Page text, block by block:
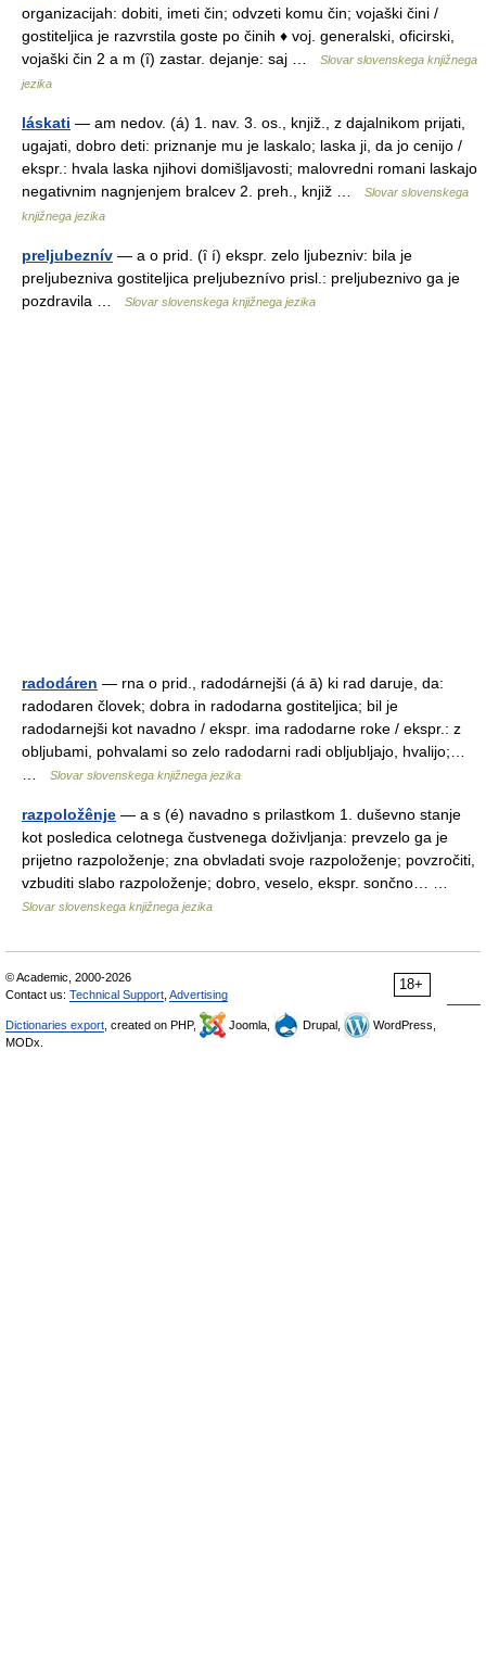
organizacijah: dobiti, imeti čin; odvzeti komu čin; vojaški čini /
gostiteljica je razvrstila goste po činih ♦ voj. generalski, oficirski,
vojaški čin 2 a m (ȋ) zastar. dejanje: saj …
Slovar slovenskega knjižnega
jezika
láskati — am nedov. (á) 1. nav. 3. os., knjiž., z dajalnikom prijati,
ugajati, dobro deti: priznanje mu je laskalo; laska ji, da jo cenijo /
ekspr.: hvala laska njihovi domišljavosti; malovredni romani laskajo
negativnim nagnjenjem bralcev 2. preh., knjiž …
Slovar slovenskega
knjižnega jezika
preljubeznív — a o prid. (ȋ í) ekspr. zelo ljubezniv: bila je
preljubezniva gostiteljica preljubeznívo prisl.: preljubeznivo ga je
pozdravila …
Slovar slovenskega knjižnega jezika
radodáren — rna o prid., radodárnejši (á ā) ki rad daruje, da:
radodaren človek; dobra in radodarna gostiteljica; bil je
radodarnejši kot navadno / ekspr. ima radodarne roke / ekspr.: z
obljubami, pohvalami so zelo radodarni radi obljubljajo, hvalijo;…
Slovar slovenskega knjižnega jezika
razpoložênje — a s (é) navadno s prilastkom 1. duševno stanje
kot posledica celotnega čustvenega doživljanja: prevzelo ga je
prijetno razpoloženje; zna obvladati svoje razpoloženje; povzročiti,
vzbuditi slabo razpoloženje; dobro, veselo, ekspr. sončno… …
Slovar slovenskega knjižnega jezika
18+
© Academic, 2000-2026
Contact us: Technical Support Advertising
Dictionaries export , created on PHP, Joomla, Drupal,
WordPress,
MODx.